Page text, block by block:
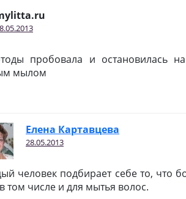
пробовала и остановилась
мылом
Елена Картавцева
28.05.2013
человек подбирает себе то, что
том числе и для мытья волос.